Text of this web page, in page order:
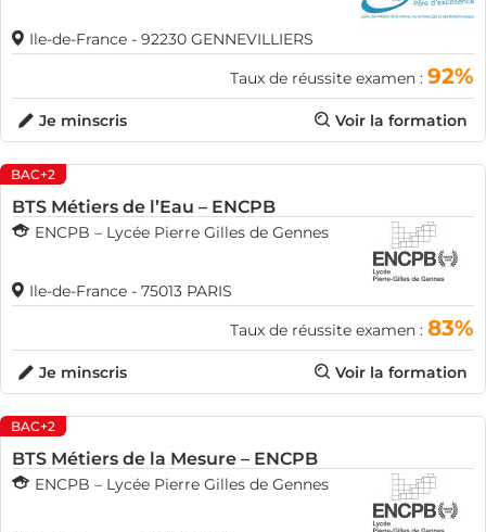
Ile-de-France - 92230 GENNEVILLIERS
Taux de réussite examen : 92%
Voir la formation
Je minscris
BAC+2
BTS Métiers de l’Eau – ENCPB
ENCPB – Lycée Pierre Gilles de Gennes
Ile-de-France - 75013 PARIS
Taux de réussite examen : 83%
Voir la formation
Je minscris
BAC+2
BTS Métiers de la Mesure – ENCPB
ENCPB – Lycée Pierre Gilles de Gennes